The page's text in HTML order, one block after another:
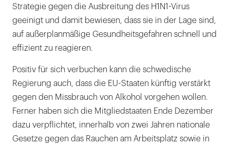
Strategie gegen die Ausbreitung des H1N1-Virus
geeinigt und damit bewiesen, dass sie in der Lage sind,
auf außerplanmäßige Gesundheitsgefahren schnell und
effizient zu reagieren.
Positiv für sich verbuchen kann die schwedische
Regierung auch, dass die EU-Staaten künftig verstärkt
gegen den Missbrauch von Alkohol vorgehen wollen.
Ferner haben sich die Mitgliedstaaten Ende Dezember
dazu verpflichtet, innerhalb von zwei Jahren nationale
Gesetze gegen das Rauchen am Arbeitsplatz sowie in